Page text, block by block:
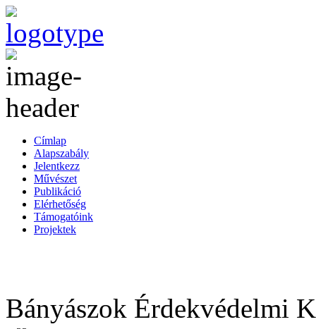
Címlap
Alapszabály
Jelentkezz
Művészet
Publikáció
Elérhetőség
Támogatóink
Projektek
Bányászok Érdekvédelmi